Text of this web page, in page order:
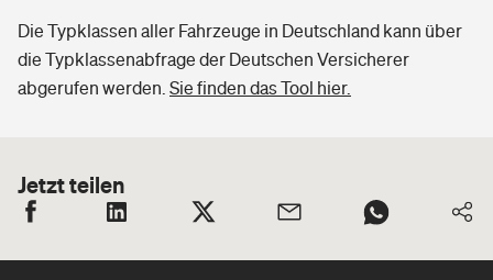
Die Typklassen aller Fahrzeuge in Deutschland kann über
die Typklassenabfrage der Deutschen Versicherer
abgerufen werden. Sie finden das Tool hier.
Jetzt teilen